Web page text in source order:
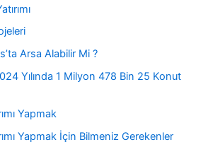
Arsa Alabilir Mi ?
Yılında 1 Milyon 478 Bin 25 Konut
Yapmak
Yapmak İçin Bilmeniz Gerekenler